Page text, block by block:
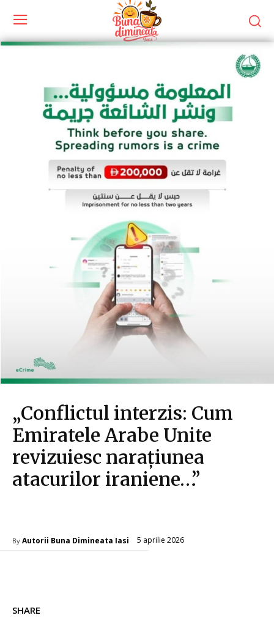
„Conflictul interzis: Cum
Emiratele Arabe Unite
revizuiesc narațiunea
atacurilor iraniene…”
By Autorii Buna Dimineata Iasi 5 aprilie 2026
SHARE